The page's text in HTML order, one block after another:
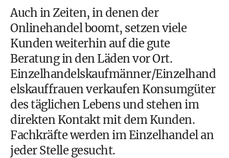
Auch in Zeiten, in denen der
Onlinehandel boomt, setzen viele
Kunden weiterhin auf die gute
Beratung in den Läden vor Ort.
Einzelhandelskaufmänner/Einzelhand
elskauffrauen verkaufen Konsumgüter
des täglichen Lebens und stehen im
direkten Kontakt mit dem Kunden.
Fachkräfte werden im Einzelhandel an
jeder Stelle gesucht.